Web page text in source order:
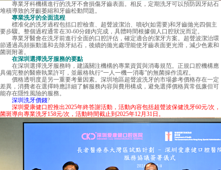
專業牙科機構進行的洗牙不會損傷牙齒表面。相反，定期洗牙可以預防因牙結石
堆積導致的牙齦萎縮和牙齒松動問題。
專業洗牙的全面流程
標准化的洗牙過程包括口腔檢查、超聲波潔治、噴砂(如需要)和牙齒拋光四個主
要步驟。整個過程通常在30-60分鍾內完成，具體時間根據個人口腔狀況而定。
專業牙醫會在洗牙前進行全面的口腔評估，確定適合的潔牙方案。超聲波潔治環
節通過高頻振動溫和去除牙結石，後續的拋光處理能使牙齒表面更光滑，減少色素和
菌斑附著。
在深圳選擇洗牙服務的要點
在深圳選擇洗牙服務時，建議關注機構的專業資質與消毒規范。正規口腔機構應
具備完整的醫療執業許可，並嚴格執行“一人一機一消毒”的無菌操作流程。
價格透明度是另一重要考量因素。深圳地區超聲波洗牙的市場參考價格存在一定
差異，消費者在選擇時應詳細了解服務內容與費用構成，避免選擇價格異常低廉但可
能存在隱性風險的服務。
深圳洗牙價錢?
深圳愛康健口腔推出2025年終答謝活動，活動內容包括超聲波保健洗牙60元/次，
菌斑導向專業洗牙158元/次，活動時間截止到2025年12月31日。